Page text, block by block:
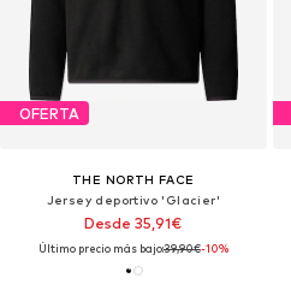
OFERTA
THE NORTH FACE
Jersey deportivo 'Glacier'
Desde 35,91€
Último precio más bajo:39,90€-10%